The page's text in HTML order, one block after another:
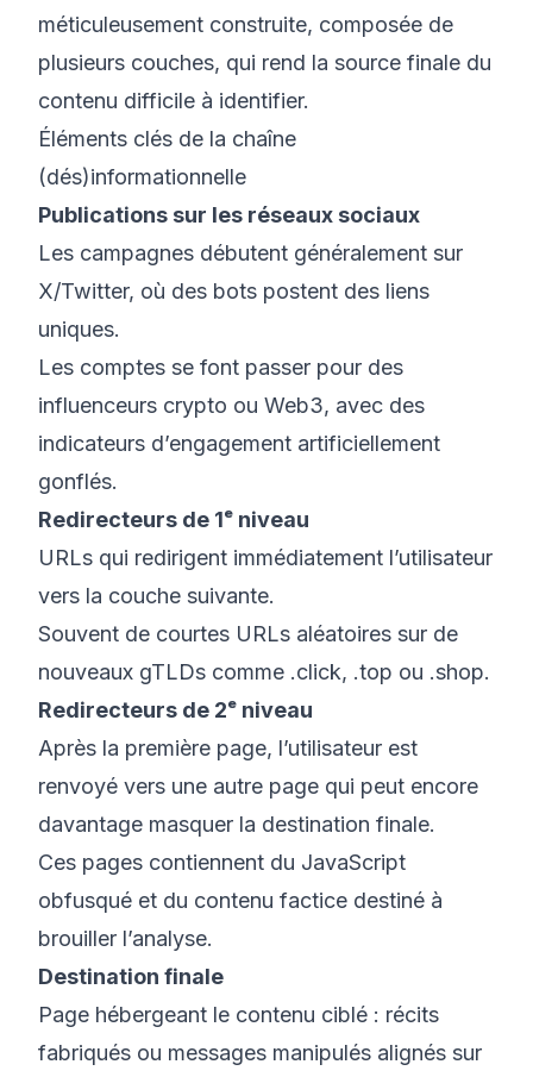
méticuleusement construite, composée de
plusieurs couches, qui rend la source finale du
contenu difficile à identifier.
Éléments clés de la chaîne
(dés)informationnelle
Publications sur les réseaux sociaux
Les campagnes débutent généralement sur
X/Twitter, où des bots postent des liens
uniques.
Les comptes se font passer pour des
influenceurs crypto ou Web3, avec des
indicateurs d’engagement artificiellement
gonflés.
Redirecteurs de 1ᵉ niveau
URLs qui redirigent immédiatement l’utilisateur
vers la couche suivante.
Souvent de courtes URLs aléatoires sur de
nouveaux gTLDs comme .click, .top ou .shop.
Redirecteurs de 2ᵉ niveau
Après la première page, l’utilisateur est
renvoyé vers une autre page qui peut encore
davantage masquer la destination finale.
Ces pages contiennent du JavaScript
obfusqué et du contenu factice destiné à
brouiller l’analyse.
Destination finale
Page hébergeant le contenu ciblé : récits
fabriqués ou messages manipulés alignés sur